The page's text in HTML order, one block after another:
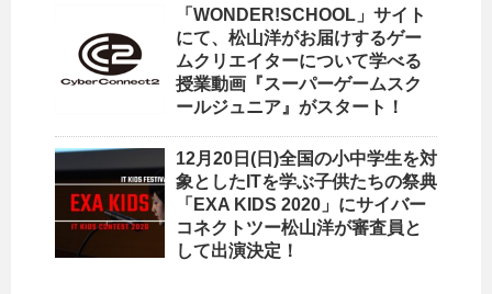
「WONDER!SCHOOL」サイト
にて、松山洋がお届けするゲー
ムクリエイターについて学べる
授業動画『スーパーゲームスク
ールジュニア』がスタート！
12月20日(日)全国の小中学生を対
象としたITを学ぶ子供たちの祭典
「EXA KIDS 2020」にサイバー
コネクトツー松山洋が審査員と
して出演決定！